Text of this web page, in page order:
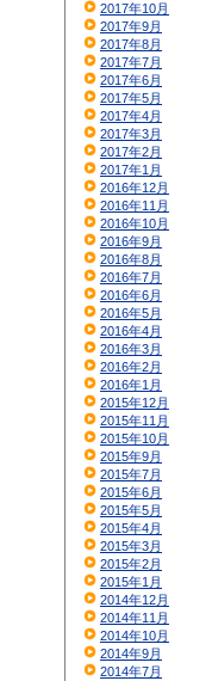
2017年10月
2017年9月
2017年8月
2017年7月
2017年6月
2017年5月
2017年4月
2017年3月
2017年2月
2017年1月
2016年12月
2016年11月
2016年10月
2016年9月
2016年8月
2016年7月
2016年6月
2016年5月
2016年4月
2016年3月
2016年2月
2016年1月
2015年12月
2015年11月
2015年10月
2015年9月
2015年7月
2015年6月
2015年5月
2015年4月
2015年3月
2015年2月
2015年1月
2014年12月
2014年11月
2014年10月
2014年9月
2014年7月